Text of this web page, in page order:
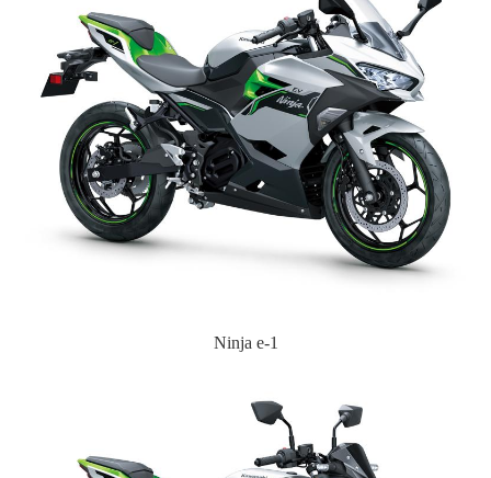
Ninja e-1